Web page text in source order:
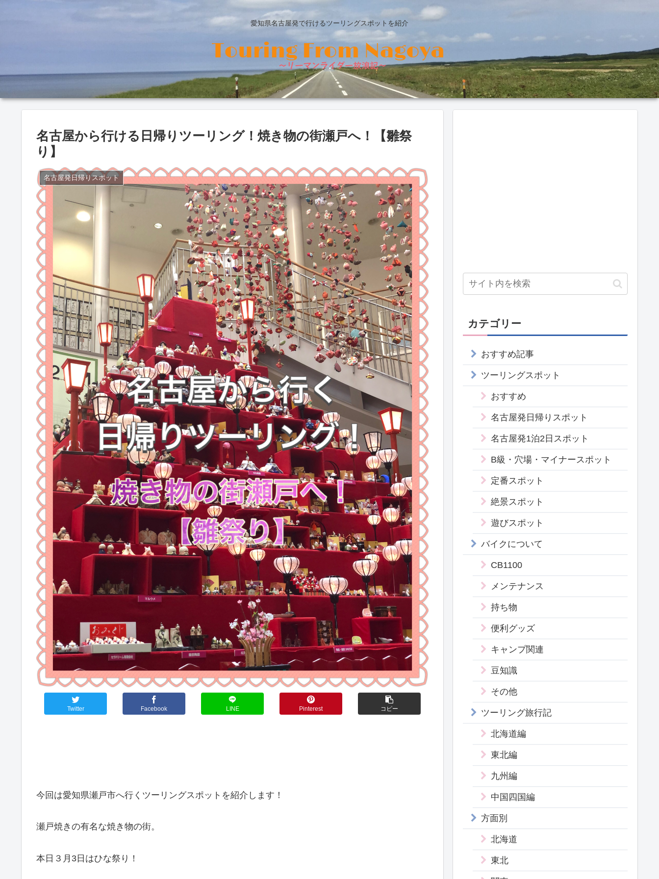
愛知県名古屋発で行けるツーリングスポットを紹介
名古屋から行ける日帰りツーリング！焼き物の街瀬戸へ！【雛祭
り】
名古屋発日帰りスポット
Twitter Facebook LINE Pinterest コピー
今回は愛知県瀬戸市へ行くツーリングスポットを紹介します！
瀬戸焼きの有名な焼き物の街。
本日３月3日はひな祭り！
カテゴリー
おすすめ記事
ツーリングスポット
おすすめ
名古屋発日帰りスポット
名古屋発1泊2日スポット
B級・穴場・マイナースポット
定番スポット
絶景スポット
遊びスポット
バイクについて
CB1100
メンテナンス
持ち物
便利グッズ
キャンプ関連
豆知識
その他
ツーリング旅行記
北海道編
東北編
九州編
中国四国編
方面別
北海道
東北